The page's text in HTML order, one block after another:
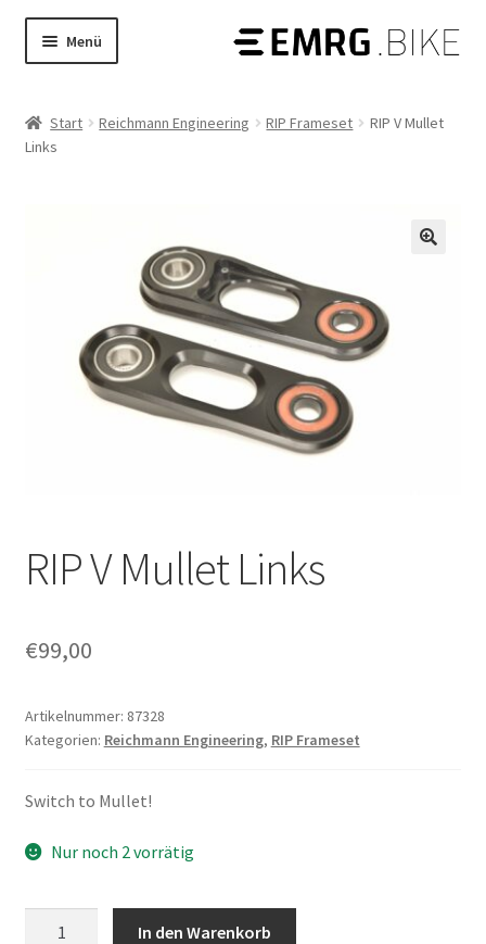
Zur
Zum
Menü
öffnen
Shop
Untermenü
Untermenü
öffnen
Start Reichmann Engineering RIP Frameset
RIP V Mullet
Links
RIP V Mullet Links
€99,00
Artikelnummer: 87328
Kategorien: Reichmann Engineering, RIP Frameset
Switch to Mullet!
Nur noch 2 vorrätig
In den Warenkorb